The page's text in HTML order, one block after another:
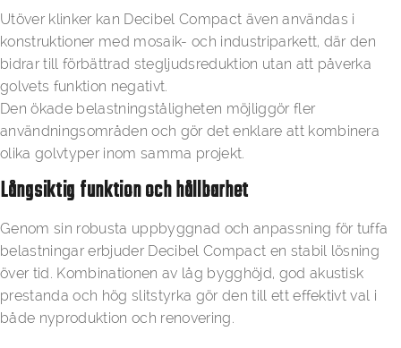
Utöver klinker kan Decibel Compact även användas i
konstruktioner med mosaik- och industriparkett, där den
bidrar till förbättrad stegljudsreduktion utan att påverka
golvets funktion negativt.
Den ökade belastningståligheten möjliggör fler
användningsområden och gör det enklare att kombinera
olika golvtyper inom samma projekt.
Långsiktig funktion och hållbarhet
Genom sin robusta uppbyggnad och anpassning för tuffa
belastningar erbjuder Decibel Compact en stabil lösning
över tid. Kombinationen av låg bygghöjd, god akustisk
prestanda och hög slitstyrka gör den till ett effektivt val i
både nyproduktion och renovering.